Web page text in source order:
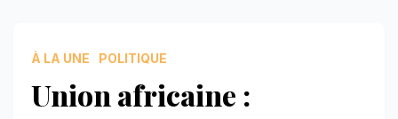
À LA UNE POLITIQUE
Union africaine :